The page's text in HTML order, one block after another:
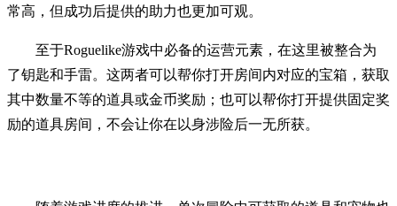
常高，但成功后提供的助力也更加可观。
至于Roguelike游戏中必备的运营元素，在这里被整合为
了钥匙和手雷。这两者可以帮你打开房间内对应的宝箱，获取
其中数量不等的道具或金币奖励；也可以帮你打开提供固定奖
励的道具房间，不会让你在以身涉险后一无所获。